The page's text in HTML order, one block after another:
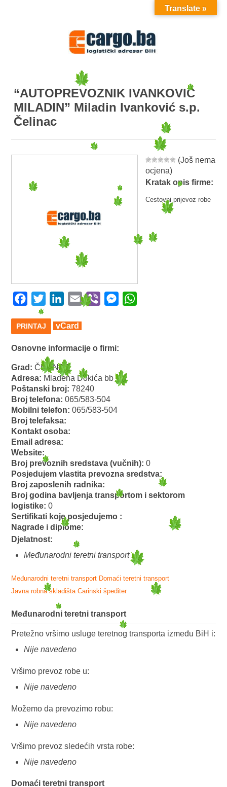
MENU
“AUTOPREVOZNIK IVANKOVIĆ
MILADIN” Miladin Ivanković s.p.
Čelinac
(Još nema
ocjena)
Kratak opis firme:
Cestovni prijevoz robe
Facebook
Twitter LinkedIn
Email Viber Messenger
PRINTAJ vCard
Osnovne informacije o firmi:
Grad:ČELINAC
Adresa: Mladena Dokića bb
Poštanski broj:78240
Broj telefona:065/583-504
Mobilni telefon:065/583-504
Broj telefaksa:
Kontakt osoba:
Email adresa:
Website:
Broj prevoznih sredstava (vučnih):0
Posjedujem vlastita prevozna sredstva:
Broj zaposlenih radnika:
Broj godina bavljenja transportom i sektorom
logistike:0
Sertifikati koje posjedujemo :
Nagrade i diplome:
Djelatnost:
Međunarodni teretni transport
Međunarodni teretni transport Domaći teretni transport
Javna robna skladišta Carinski špediter
Međunarodni teretni transport
Pretežno vršimo usluge teretnog transporta između BiH i:
Nije navedeno
Vršimo prevoz robe u:
Nije navedeno
Možemo da prevozimo robu:
Nije navedeno
Vršimo prevoz sledećih vrsta robe:
Nije navedeno
Domaći teretni transport
Translate »